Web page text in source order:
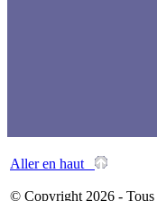
Aller en haut
© Copyright 2026 - Tous